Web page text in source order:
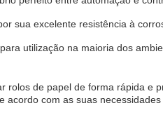
sua excelente resistência à
utilização na maioria dos
de papel de forma rápida e
com as suas